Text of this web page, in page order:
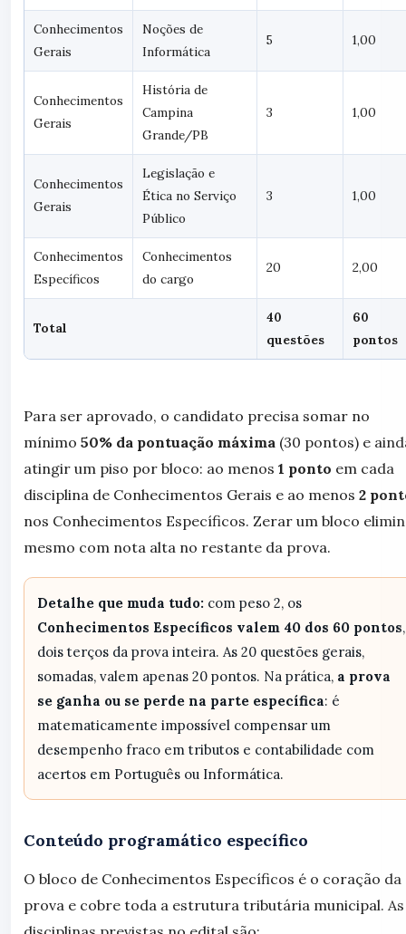
Conhecimentos
Gerais
Noções de
Informática
5 1,00
Conhecimentos
Gerais
História de
Campina
Grande/PB
3 1,00
Conhecimentos
Gerais
Legislação e
Ética no Serviço
Público
3 1,00
Conhecimentos
Específicos
Conhecimentos
do cargo
20 2,00
Total
40
questões
60
pontos
Para ser aprovado, o candidato precisa somar no
mínimo 50% da pontuação máxima (30 pontos) e
atingir um piso por bloco: ao menos 1 ponto em cada
disciplina de Conhecimentos Gerais e ao menos 2
nos Conhecimentos Específicos. Zerar um bloco
mesmo com nota alta no restante da prova.
Detalhe que muda tudo: com peso 2, os
Conhecimentos Específicos valem 40 dos 60 pontos,
dois terços da prova inteira. As 20 questões gerais,
somadas, valem apenas 20 pontos. Na prática, a prova
se ganha ou se perde na parte específica: é
matematicamente impossível compensar um
desempenho fraco em tributos e contabilidade com
acertos em Português ou Informática.
Conteúdo programático específico
O bloco de Conhecimentos Específicos é o coração da
prova e cobre toda a estrutura tributária municipal. As